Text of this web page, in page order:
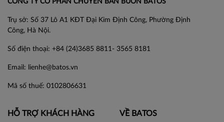
ĐĂNG KÝ
CÔNG TY CỔ PHẦN CHUYÊN BÁN BUÔN BATOS
Trụ sở: Số 37 Lô A1 KĐT Đại Kim Định Công, Phường Định
Số điện thoại: +84 (24)3685 8811- 3565 8181